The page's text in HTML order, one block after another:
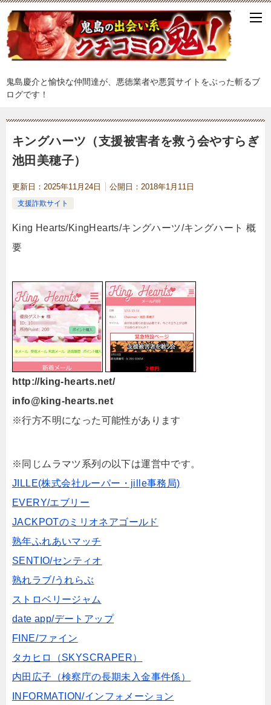
鬼島慶介と愉快な仲間達が、悪徳業者や悪質サイトをぶった斬るブ
ログです！
キングハーツ（支援被害者を救う会やすらぎ
池田美穂子）
更新日： 2025年11月24日 公開日： 2018年1月11日
支援詐欺サイト
King Hearts/KingHearts/キングハーツ/キングハート 概
要
http://king-hearts.net/
info@king-hearts.net
※行方不明になった可能性があります
※同じムラマツ系列の以下は運営中です。
JILLE(株式会社ルーパー・jille事務局)
EVERY/エブリー
JACKPOTのミリオネアゴールド
熟年ふれあいマッチ
SENTIO/センティオ
熟れラブ/うれらぶ
ストロベリージャム
date app/デートアップ
FINE/ファイン
タカヒロ（SKYSCRAPER）
内田広子（検察庁の長期未入金事件係）
INFORMATION/インフォメーション